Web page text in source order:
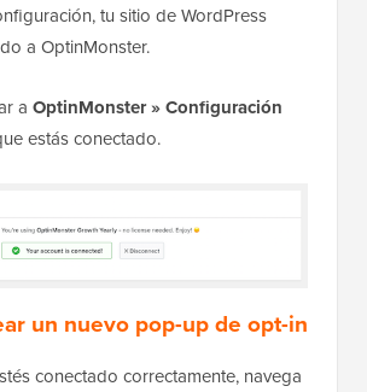
tu sitio de WordPress
a OptinMonster.
a OptinMonster » Configuración
estás conectado.
un nuevo pop-up de opt-in
conectado correctamente, navega